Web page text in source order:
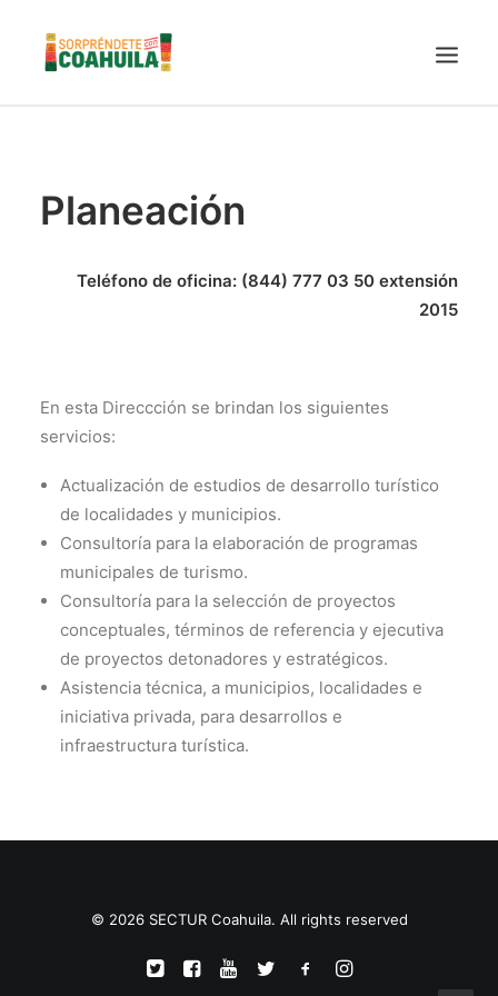
TIERRA DE DINOSAURIOS
VIDEOS PROMOCIONALES
LINEAMIENTOS COVID19
TRÁMITES
TRANSPARENCIA
CONTROL INTERNO
AVISO DE PRIVACIDAD
CONTACTO
OCVS
Planeación
Teléfono de oficina: (844) 777 03 50 extensión
2015
En esta Direccción se brindan los siguientes
servicios:
Actualización de estudios de desarrollo turístico
de localidades y municipios.
Consultoría para la elaboración de programas
municipales de turismo.
Consultoría para la selección de proyectos
conceptuales, términos de referencia y ejecutiva
de proyectos detonadores y estratégicos.
Asistencia técnica, a municipios, localidades e
iniciativa privada, para desarrollos e
infraestructura turística.
© 2026 SECTUR Coahuila. All rights reserved